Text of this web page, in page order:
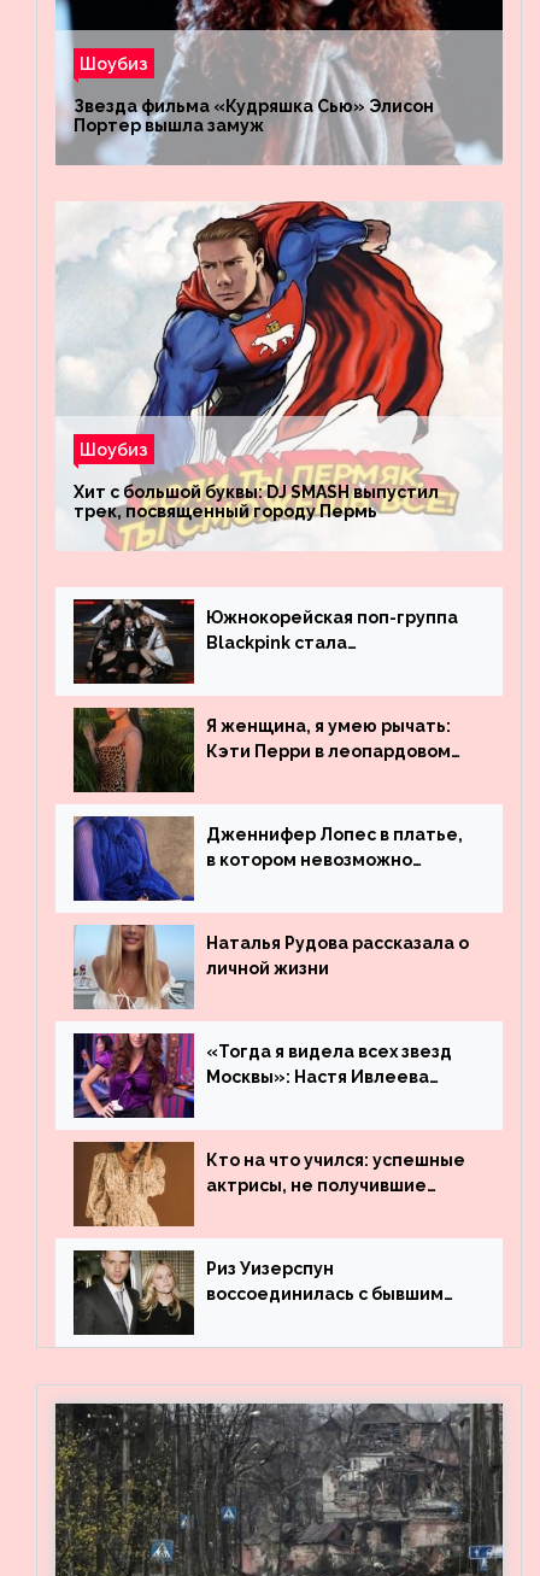
Шоубиз
Звезда фильма «Кудряшка Сью» Элисон
Портер вышла замуж
Шоубиз
Хит с большой буквы: DJ SMASH выпустил
трек, посвященный городу Пермь
Южнокорейская поп-группа
Blackpink стала
просмотрам на YouTube. Они
обогнали даже Джастина
Бибера
Я женщина, я умею рычать:
Кэти Перри в леопардовом
Дженнифер Лопес в платье,
в котором невозможно
Наталья Рудова рассказала о
личной жизни
«Тогда я видела всех звезд
Москвы»: Настя Ивлеева
популярности и выложила
архивные фото
Кто на что учился: успешные
актрисы, не получившие
Риз Уизерспун
воссоединилась с бывшим